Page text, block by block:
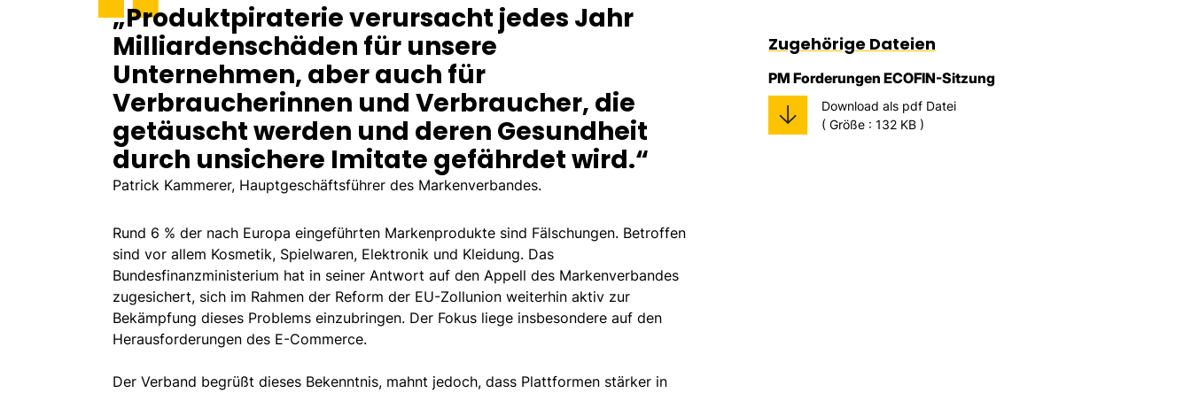
„Produktpiraterie verursacht jedes Jahr
Milliardenschäden für unsere
Unternehmen, aber auch für
Verbraucherinnen und Verbraucher, die
getäuscht werden und deren Gesundheit
durch unsichere Imitate gefährdet wird.“
Patrick Kammerer, Hauptgeschäftsführer des Markenverbandes.
Rund 6 % der nach Europa eingeführten Markenprodukte sind Fälschungen. Betroffen
sind vor allem Kosmetik, Spielwaren, Elektronik und Kleidung. Das
Bundesfinanzministerium hat in seiner Antwort auf den Appell des Markenverbandes
zugesichert, sich im Rahmen der Reform der EU-Zollunion weiterhin aktiv zur
Bekämpfung dieses Problems einzubringen. Der Fokus liege insbesondere auf den
Herausforderungen des E-Commerce.
Der Verband begrüßt dieses Bekenntnis, mahnt jedoch, dass Plattformen stärker in
Zugehörige Dateien
PM Forderungen ECOFIN-Sitzung
Download als pdf Datei
( Größe : 132 KB )